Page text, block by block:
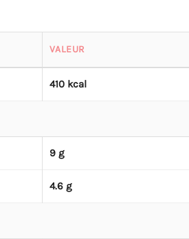
VALEUR
410 kcal
9 g
4.6 g